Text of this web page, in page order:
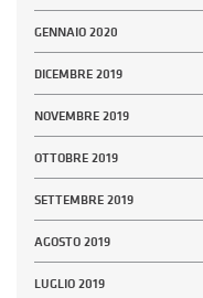
GENNAIO 2020
DICEMBRE 2019
NOVEMBRE 2019
OTTOBRE 2019
SETTEMBRE 2019
AGOSTO 2019
LUGLIO 2019